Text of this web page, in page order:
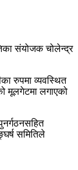
संयोजक चोलेन्द्र
रुपमा व्यवस्थित
मूलगेटमा लगाएको
समितिले